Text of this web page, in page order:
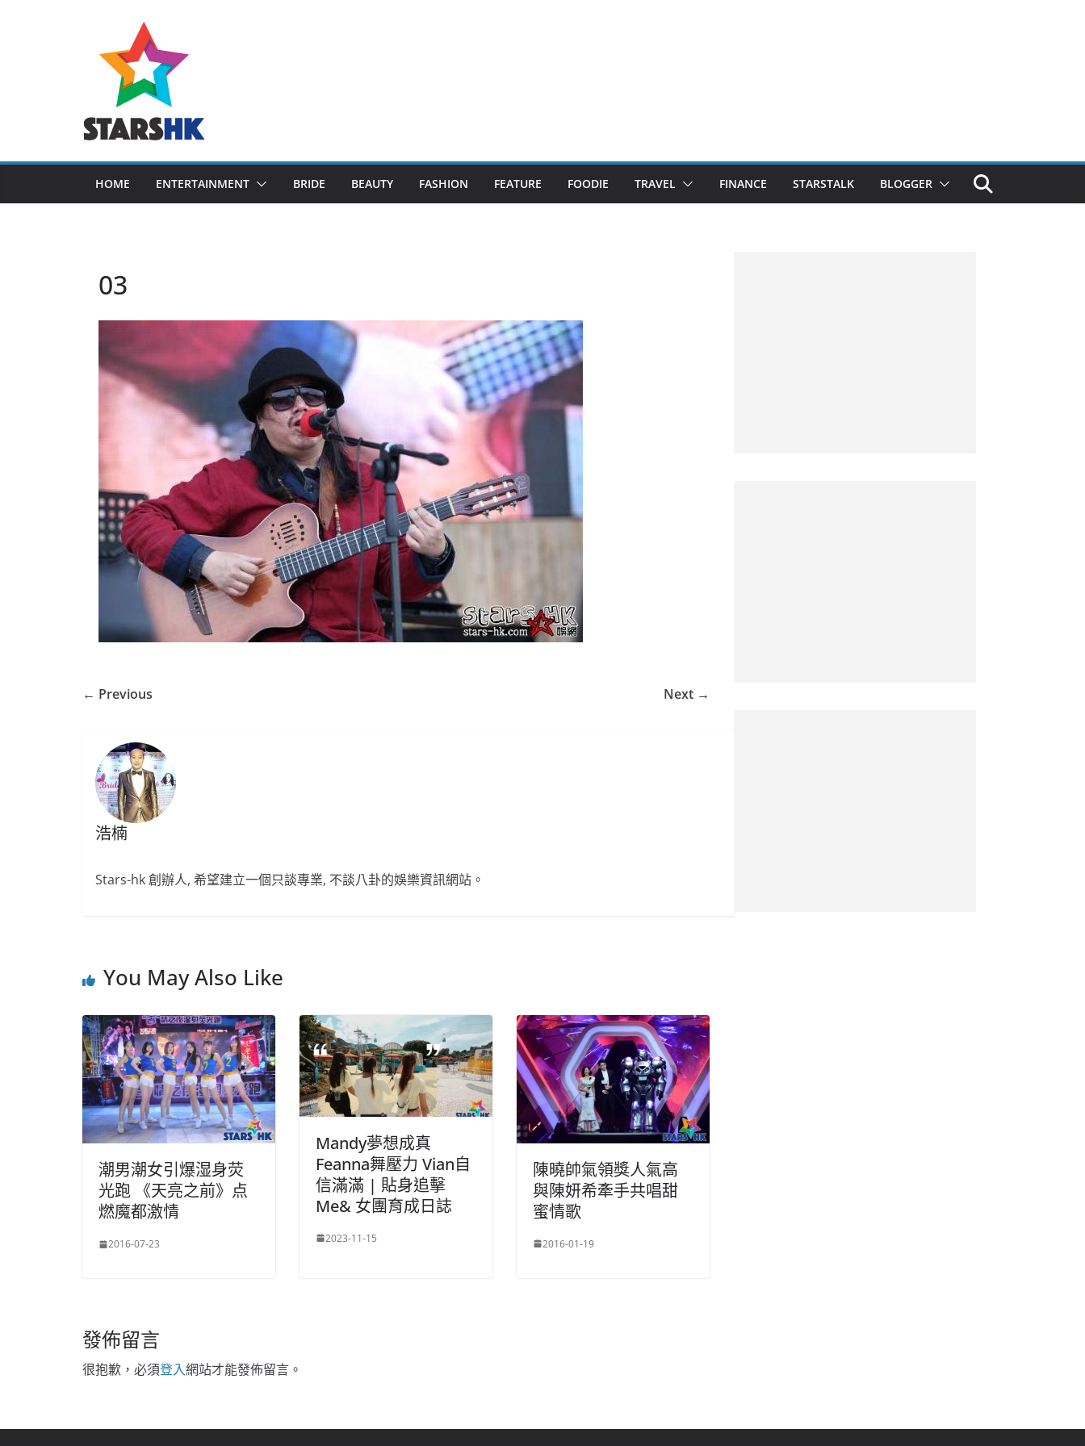
HOME ENTERTAINMENT BRIDE BEAUTY FASHION FEATURE FOODIE TRAVEL FINANCE STARSTALK BLOGGER
03
← Previous Next →
浩楠
Stars-hk 創辦人, 希望建立一個只談專業, 不談八卦的娛樂資訊網站。
You May Also Like
潮男潮女引爆湿身荧
光跑 《天亮之前》点
燃魔都激情
2016-07-23
Mandy夢想成真
Feanna舞壓力 Vian自
信滿滿 | 貼身追擊
Me& 女團育成日誌
2023-11-15
陳曉帥氣領獎人氣高
與陳妍希牽手共唱甜
蜜情歌
2016-01-19
發佈留言
很抱歉，必須登入網站才能發佈留言。